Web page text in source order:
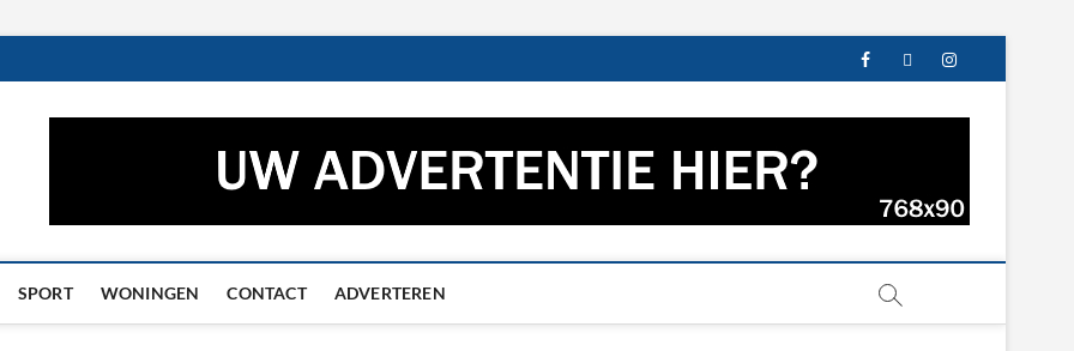
facebooktwitterinstagram
– Het laatste nieuws uit Groningen en
SPORT WONINGEN CONTACT ADVERTEREN